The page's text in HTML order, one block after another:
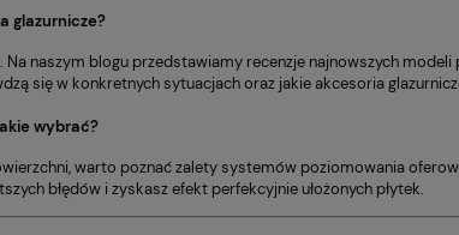
glazurnicze?
naszym blogu przedstawiamy recenzje najnowszych modeli
się w konkretnych sytuacjach oraz jakie akcesoria
wybrać?
warto poznać zalety systemów poziomowania
błędów i zyskasz efekt perfekcyjnie ułożonych płytek.